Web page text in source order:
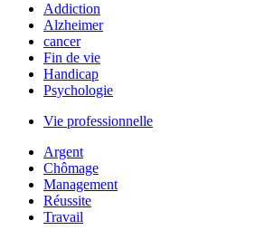
Addiction
Alzheimer
cancer
Fin de vie
Handicap
Psychologie
Vie professionnelle
Argent
Chômage
Management
Réussite
Travail